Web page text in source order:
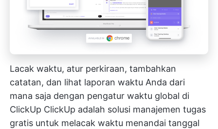
Lacak waktu, atur perkiraan, tambahkan
catatan, dan lihat laporan waktu Anda dari
mana saja dengan pengatur waktu global di
ClickUp ClickUp adalah solusi manajemen tugas
gratis untuk melacak waktu menandai tanggal